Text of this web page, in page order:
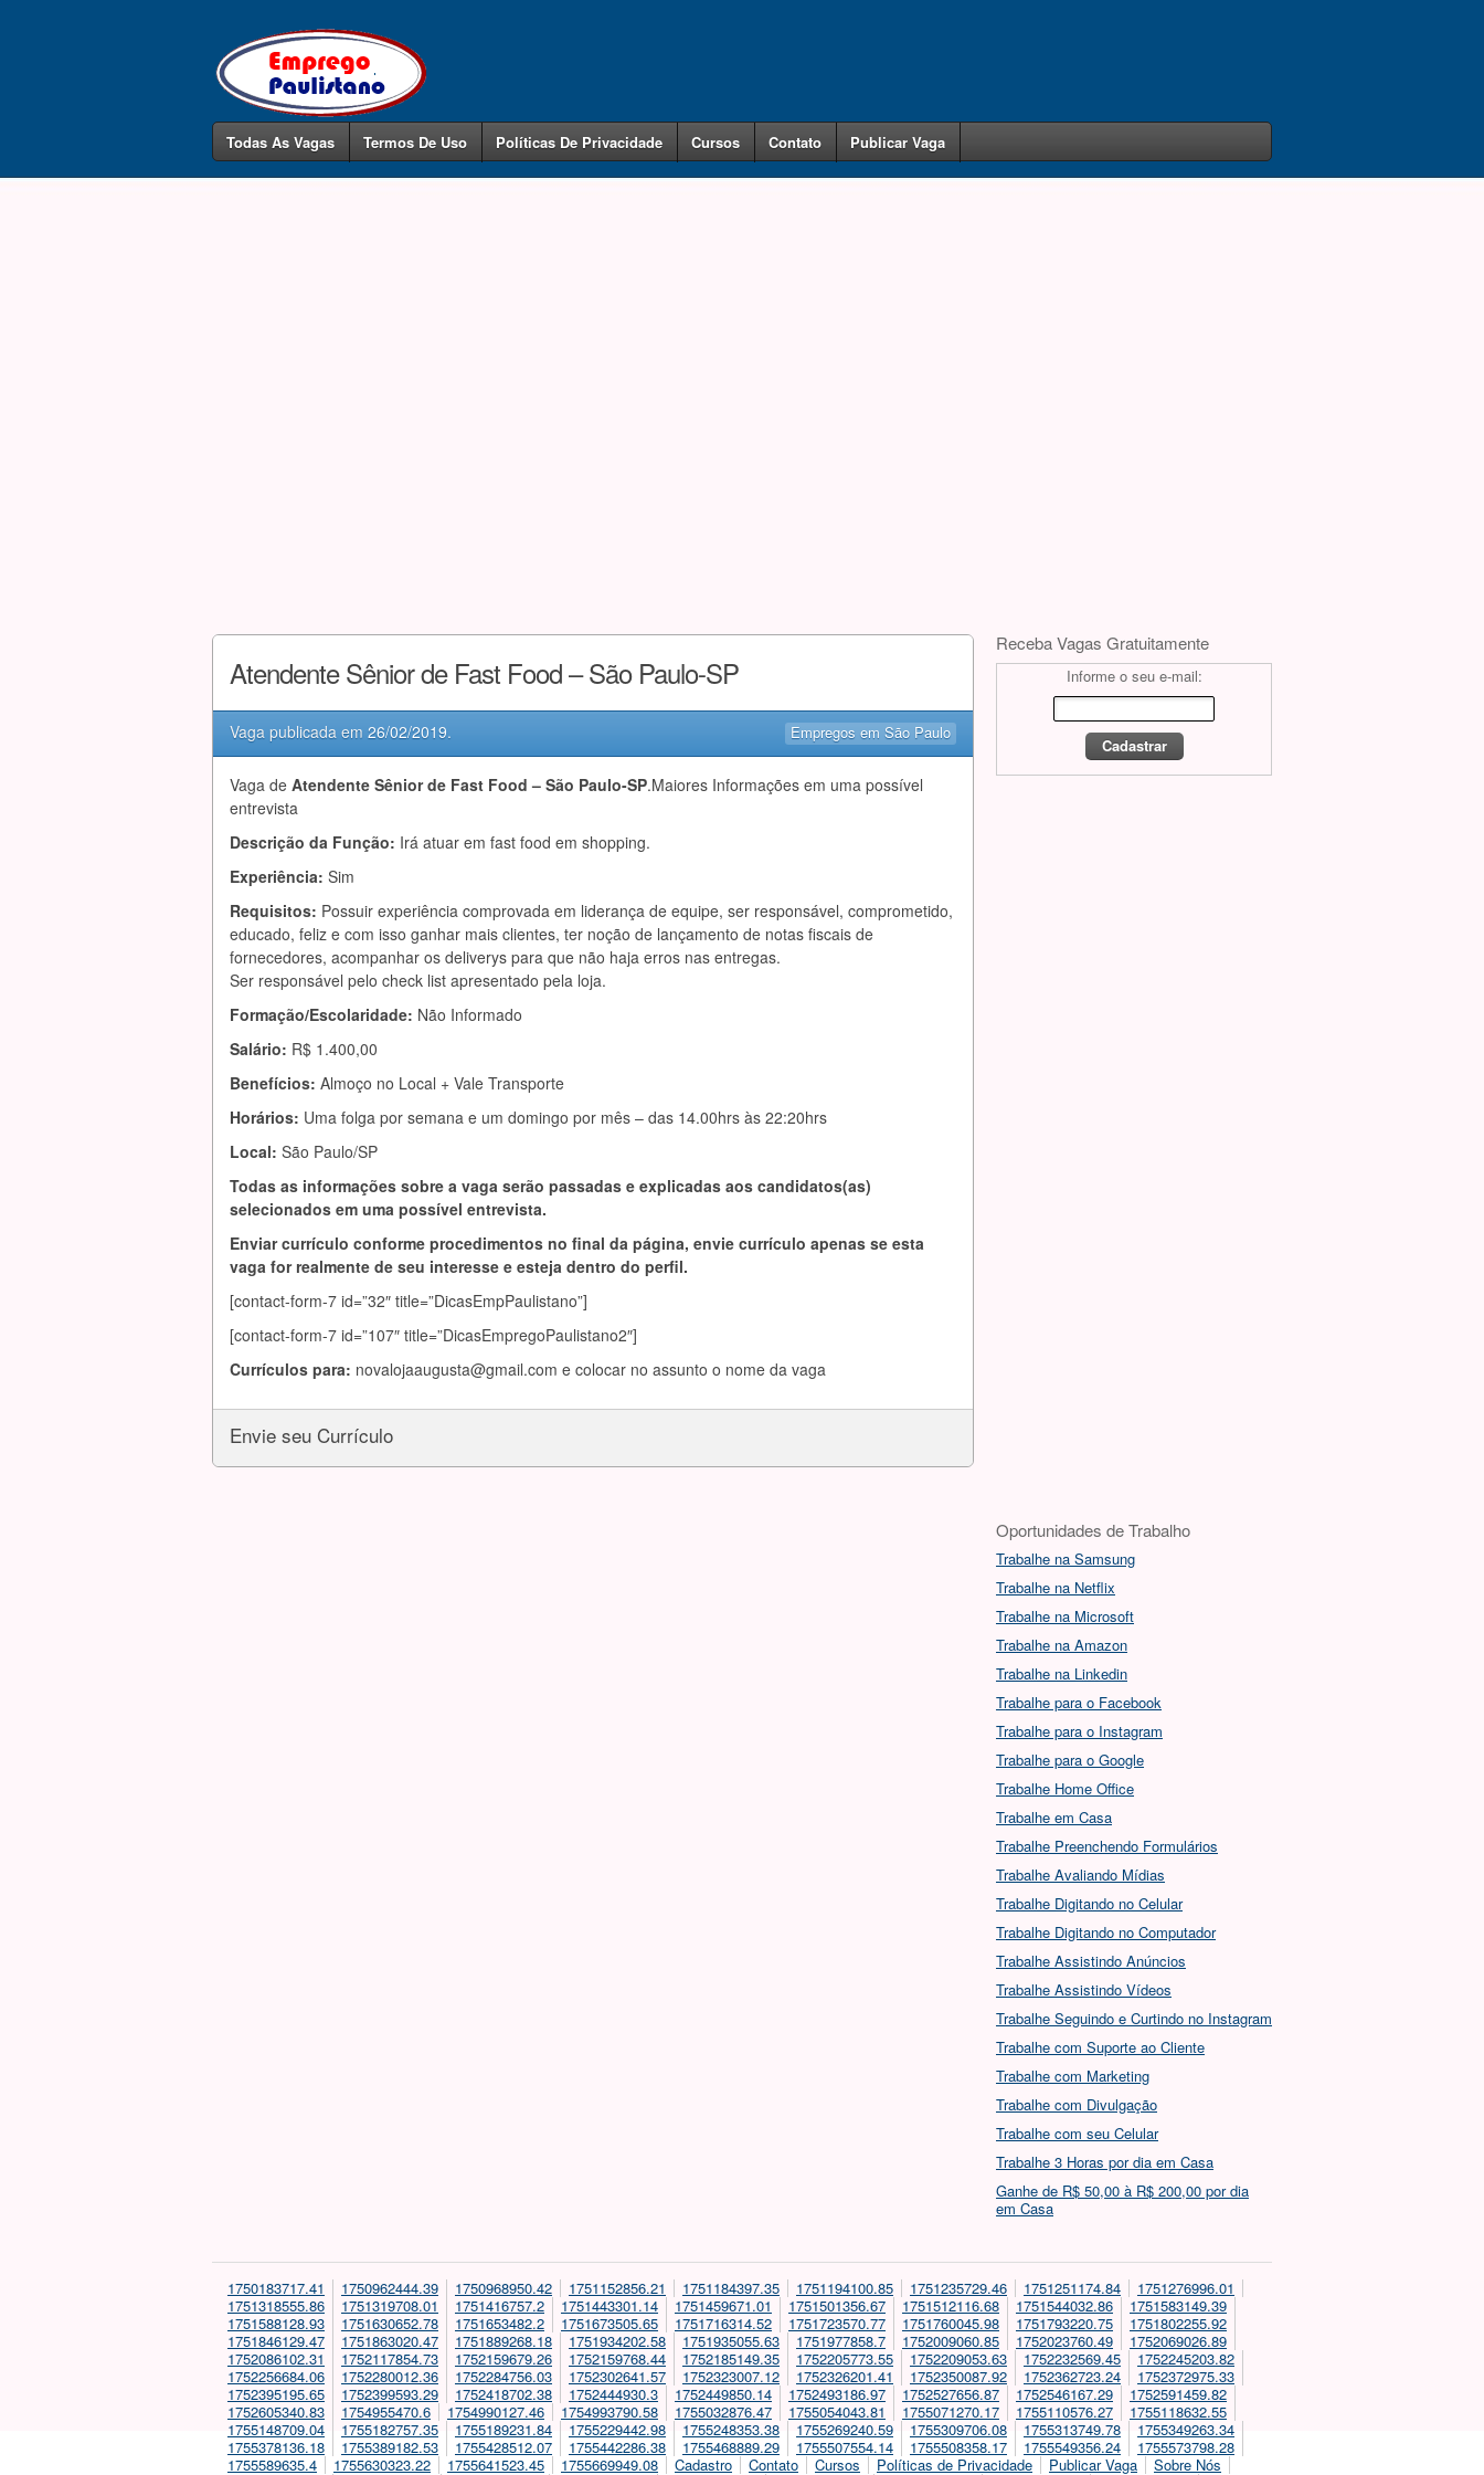
Todas As Vagas Termos De Uso Políticas De Privacidade Cursos Contato Publicar Vaga
Atendente Sênior de Fast Food – São Paulo-SP
Empregos em São Paulo
Vaga publicada em 26/02/2019.
Vaga de Atendente Sênior de Fast Food – São Paulo-SP.Maiores Informações em uma possível
entrevista
Descrição da Função: Irá atuar em fast food em shopping.
Experiência: Sim
Requisitos: Possuir experiência comprovada em liderança de equipe, ser responsável, comprometido,
educado, feliz e com isso ganhar mais clientes, ter noção de lançamento de notas fiscais de
fornecedores, acompanhar os deliverys para que não haja erros nas entregas.
Ser responsável pelo check list apresentado pela loja.
Formação/Escolaridade: Não Informado
Salário: R$ 1.400,00
Benefícios: Almoço no Local + Vale Transporte
Horários: Uma folga por semana e um domingo por mês – das 14.00hrs às 22:20hrs
Local: São Paulo/SP
Todas as informações sobre a vaga serão passadas e explicadas aos candidatos(as)
selecionados em uma possível entrevista.
Enviar currículo conforme procedimentos no final da página, envie currículo apenas se esta
vaga for realmente de seu interesse e esteja dentro do perfil.
[contact-form-7 id=”32″ title=”DicasEmpPaulistano”]
[contact-form-7 id=”107″ title=”DicasEmpregoPaulistano2″]
Currículos para: novalojaaugusta@gmail.com e colocar no assunto o nome da vaga
Envie seu Currículo
Receba Vagas Gratuitamente
Informe o seu e-mail:
Oportunidades de Trabalho
Trabalhe na Samsung
Trabalhe na Netflix
Trabalhe na Microsoft
Trabalhe na Amazon
Trabalhe na Linkedin
Trabalhe para o Facebook
Trabalhe para o Instagram
Trabalhe para o Google
Trabalhe Home Office
Trabalhe em Casa
Trabalhe Preenchendo Formulários
Trabalhe Avaliando Mídias
Trabalhe Digitando no Celular
Trabalhe Digitando no Computador
Trabalhe Assistindo Anúncios
Trabalhe Assistindo Vídeos
Trabalhe Seguindo e Curtindo no Instagram
Trabalhe com Suporte ao Cliente
Trabalhe com Marketing
Trabalhe com Divulgação
Trabalhe com seu Celular
Trabalhe 3 Horas por dia em Casa
Ganhe de R$ 50,00 à R$ 200,00 por dia
em Casa
1750183717.41 1750962444.39 1750968950.42 1751152856.21 1751184397.35 1751194100.85 1751235729.46 1751251174.84
1751276996.01
1751318555.86
1751319708.01 1751416757.2 1751443301.14 1751459671.01 1751501356.67 1751512116.68 1751544032.86
1751583149.39
1751588128.93
1751630652.78 1751653482.2 1751673505.65 1751716314.52 1751723570.77 1751760045.98 1751793220.75
1751802255.92
1751846129.47
1751863020.47 1751889268.18 1751934202.58 1751935055.63 1751977858.7 1752009060.85 1752023760.49
1752069026.89
1752086102.31
1752117854.73 1752159679.26 1752159768.44 1752185149.35 1752205773.55 1752209053.63 1752232569.45
1752245203.82
1752256684.06
1752280012.36 1752284756.03 1752302641.57 1752323007.12 1752326201.41 1752350087.92 1752362723.24
1752372975.33
1752395195.65
1752399593.29 1752418702.38 1752444930.3 1752449850.14 1752493186.97 1752527656.87 1752546167.29
1752591459.82
1752605340.83
1754955470.6 1754990127.46 1754993790.58 1755032876.47 1755054043.81 1755071270.17 1755110576.27
1755118632.55
1755148709.04
1755182757.35 1755189231.84 1755229442.98 1755248353.38 1755269240.59 1755309706.08 1755313749.78
1755349263.34
1755378136.18
1755389182.53 1755428512.07 1755442286.38 1755468889.29 1755507554.14 1755508358.17 1755549356.24
1755573798.28
1755589635.4
1755630323.22 1755641523.45 1755669949.08 Cadastro Contato Cursos Políticas de Privacidade Publicar Vaga
Sobre Nós